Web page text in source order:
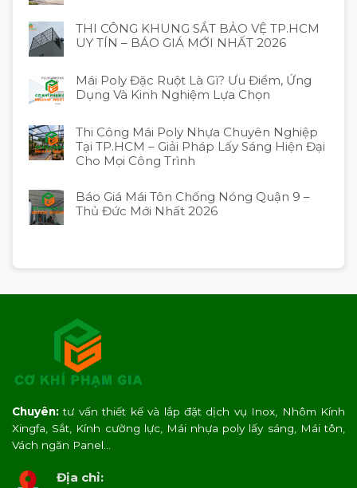
THI CÔNG KHUNG SẮT BẢO VỆ TP.HCM
UY TÍN – BÁO GIÁ MỚI NHẤT 2026
Mái Poly Đặc Ruột Là Gì? Ưu Điểm, Ứng
Dụng Và Kinh Nghiệm Lựa Chọn
Thi Công Mái Poly Nhựa Chuyên Nghiệp
Tại TP.HCM – Giải Pháp Lấy Sáng Hiện Đại
Cho Mọi Công Trình
Báo Giá Mái Tôn Chống Nóng Quận 9 –
Thủ Đức Mới Nhất 2026
Chuyên:tư vấn thiết kế và lắp đặt dịch vụ Inox, Nhôm Kính
Xingfa, Sắt, Kính cường lực, Mái nhựa poly lấy sáng, Mái tôn,
Vách ngăn Panel…
Địa chỉ: